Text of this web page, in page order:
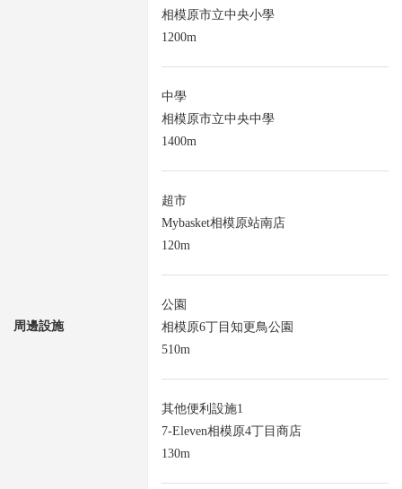
周邊設施
相模原市立中央小學
1200m
中學
相模原市立中央中學
1400m
超市
Mybasket相模原站南店
120m
公園
相模原6丁目知更鳥公園
510m
其他便利設施1
7-Eleven相模原4丁目商店
130m